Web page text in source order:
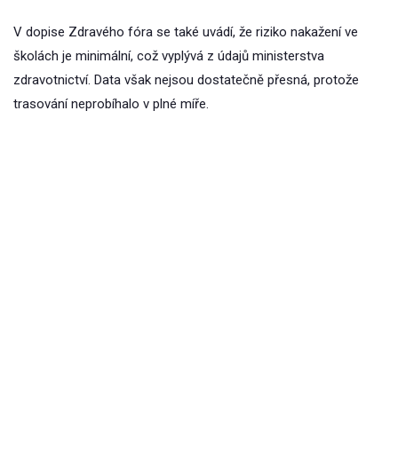
V dopise Zdravého fóra se také uvádí, že riziko nakažení ve
školách je minimální, což vyplývá z údajů ministerstva
zdravotnictví. Data však nejsou dostatečně přesná, protože
trasování neprobíhalo v plné míře.